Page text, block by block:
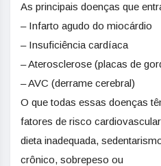
As principais doenças que
– Infarto agudo do miocárdio
– Insuficiência cardíaca
– Aterosclerose (placas de
– AVC (derrame cerebral)
O que todas essas doenças
fatores de risco
dieta inadequada,
crônico, sobrepeso ou